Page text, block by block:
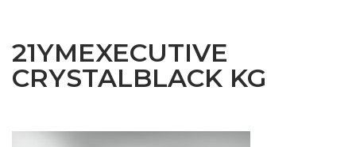
21YMEXECUTIVE
CRYSTALBLACK KG